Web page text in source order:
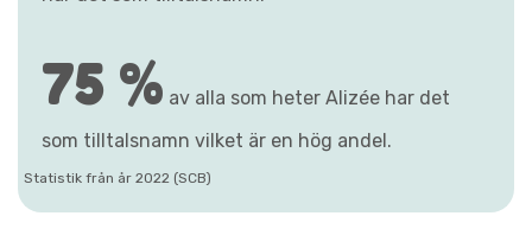
75 % av alla som heter Alizée har det
som tilltalsnamn vilket är en hög andel.
Statistik från år 2022 (SCB)